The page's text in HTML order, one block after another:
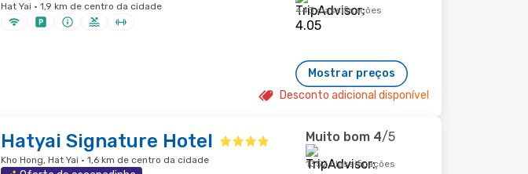
Hat Yai · 1,9 km de centro da cidade 443 classificações
Mostrar preços
Desconto adicional disponível
Hatyai Signature Hotel
Kho Hong, Hat Yai · 1,6 km de centro da cidade
Muito bom 4/5
1352 classificações